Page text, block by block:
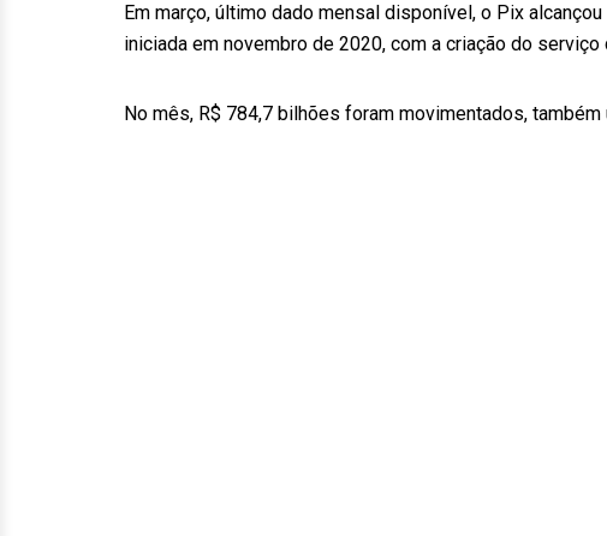
Em março, último dado mensal disponível, o Pix
iniciada em novembro de 2020, com a criação do
No mês, R$ 784,7 bilhões foram movimentados,